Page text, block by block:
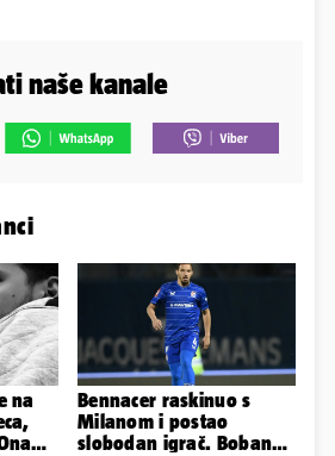
naše kanale
na
Bennacer raskinuo s
Milanom i postao
slobodan igrač. Boban